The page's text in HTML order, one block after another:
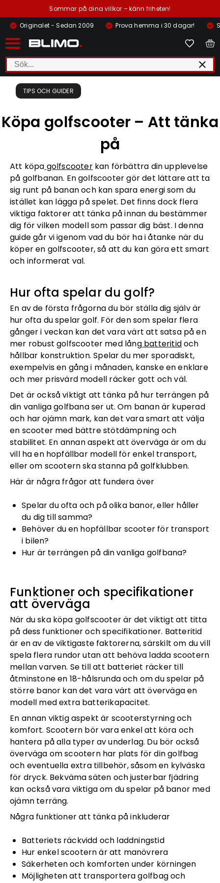
Sommar på dina villkor – känn friheten!
Originalet - Sedan 2009
Prova hemma i 30 dagar!
TIPS OCH GUIDER
Köpa golfscooter – Att tänka
på
Att köpa golfscooterkan förbättra din upplevelse
på golfbanan. En golfscooter gör det lättare att ta
sig runt på banan och kan spara energi som du
istället kan lägga på spelet. Det finns dock flera
viktiga faktorer att tänka på innan du bestämmer
dig för vilken modell som passar dig bäst. I denna
guide går vi igenom vad du bör ha i åtanke när du
köper en golfscooter, så att du kan göra ett smart
och informerat val.
Hur ofta spelar du golf?
En av de första frågorna du bör ställa dig själv är
hur ofta du spelar golf. För den som spelar flera
gånger i veckan kan det vara värt att satsa på en
mer robust golfscooter med lång batteritidoch
hållbar konstruktion. Spelar du mer sporadiskt,
exempelvis en gång i månaden, kanske en enklare
och mer prisvärd modell räcker gott och väl.
Det är också viktigt att tänka på hur terrängen på
din vanliga golfbana ser ut. Om banan är kuperad
och har ojämn mark, kan det vara smart att välja
en scooter med bättre stötdämpning och
stabilitet. En annan aspekt att överväga är om du
vill ha en hopfällbar modell för enkel transport,
eller om scootern ska stanna på golfklubben.
Här är några frågor att fundera över
Spelar du ofta och på olika banor, eller håller
du dig till samma?
Behöver du en hopfällbar scooter för transport
i bilen?
Hur är terrängen på din vanliga golfbana?
Funktioner och specifikationer
att överväga
När du ska köpa golfscooter är det viktigt att titta
på dess funktioner och specifikationer. Batteritid
är en av de viktigaste faktorerna, särskilt om du vill
spela flera rundor utan att behöva ladda scootern
mellan varven. Se till att batteriet räcker till
åtminstone en 18-hålsrunda och om du spelar på
större banor kan det vara värt att överväga en
modell med extra batterikapacitet.
En annan viktig aspekt är scooterstyrning och
komfort. Scootern bör vara enkel att köra och
hantera på alla typer av underlag. Du bör också
överväga om scootern har plats för din golfbag
och eventuella extra tillbehör, såsom en kylväska
för dryck. Bekväma säten och justerbar fjädring
kan också vara viktiga om du spelar på banor med
ojämn terräng.
Några funktioner att tänka på inkluderar
Batteriets räckvidd och laddningstid
Hur enkel scootern är att manövrera
Säkerheten och komforten under körningen
Möjligheten att transportera golfbag och